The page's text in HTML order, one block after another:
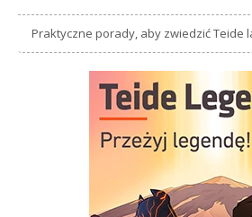
Praktyczne porady, aby zwiedzić Teide